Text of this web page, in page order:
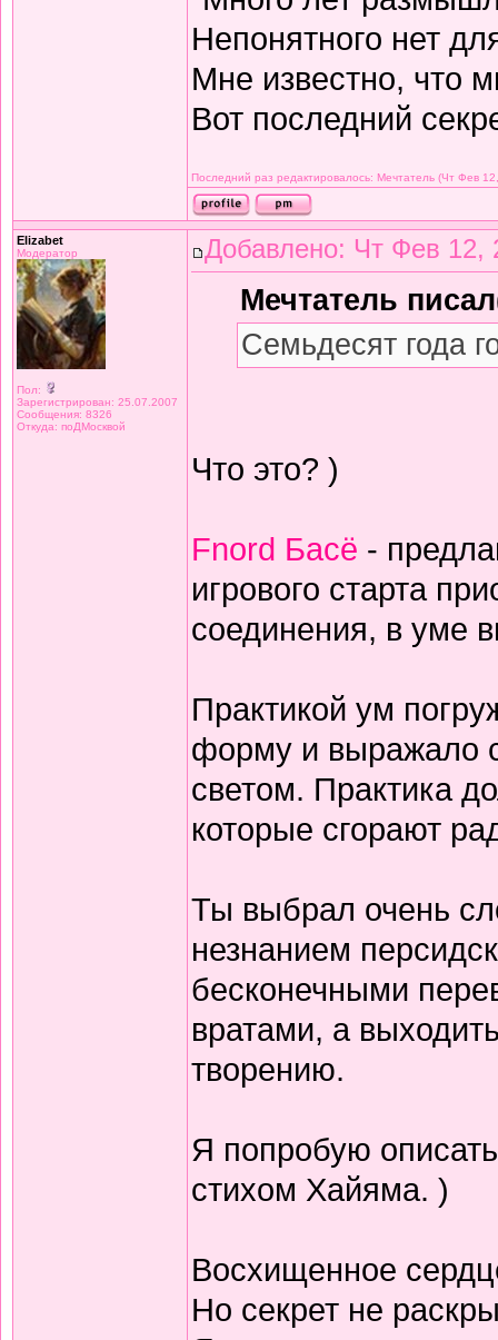
Непонятного нет
Мне известно, что
Вот последний
Последний раз редактировалось: Мечтатель (Чт Фев
Elizabet
Модератор
Пол:
Зарегистрирован: 25.07.2007
Сообщения: 8326
Откуда: поДМосквой
Добавлено: Чт Фев 12,
Мечтатель
Семьдесят года
Что это? )
Fnord Басё -
игрового старта
соединения, в уме
Практикой ум
форму и выражало
светом. Практика
которые сгорают
Ты выбрал очень
незнанием
бесконечными
вратами, а
творению.
Я попробую
стихом Хайяма. )
Восхищенное
Но секрет не